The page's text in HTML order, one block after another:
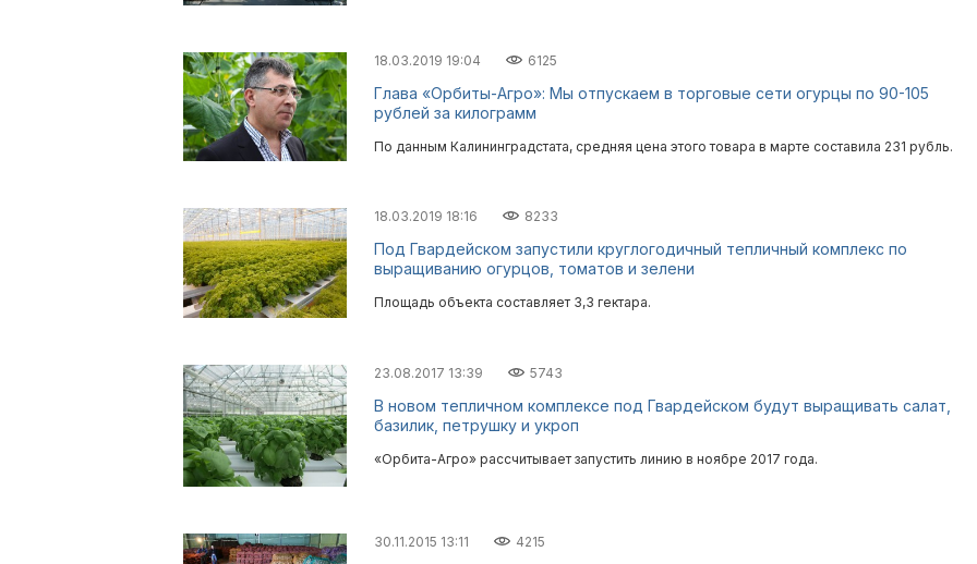
18.03.2019 19:04 6125
Глава «Орбиты-Агро»: Мы отпускаем в торговые сети огурцы по 90-105
рублей за килограмм
По данным Калининградстата, средняя цена этого товара в марте составила 231 рубль.
18.03.2019 18:16 8233
Под Гвардейском запустили круглогодичный тепличный комплекс по
выращиванию огурцов, томатов и зелени
Площадь объекта составляет 3,3 гектара.
23.08.2017 13:39 5743
В новом тепличном комплексе под Гвардейском будут выращивать салат,
базилик, петрушку и укроп
«Орбита-Агро» рассчитывает запустить линию в ноябре 2017 года.
30.11.2015 13:11 4215